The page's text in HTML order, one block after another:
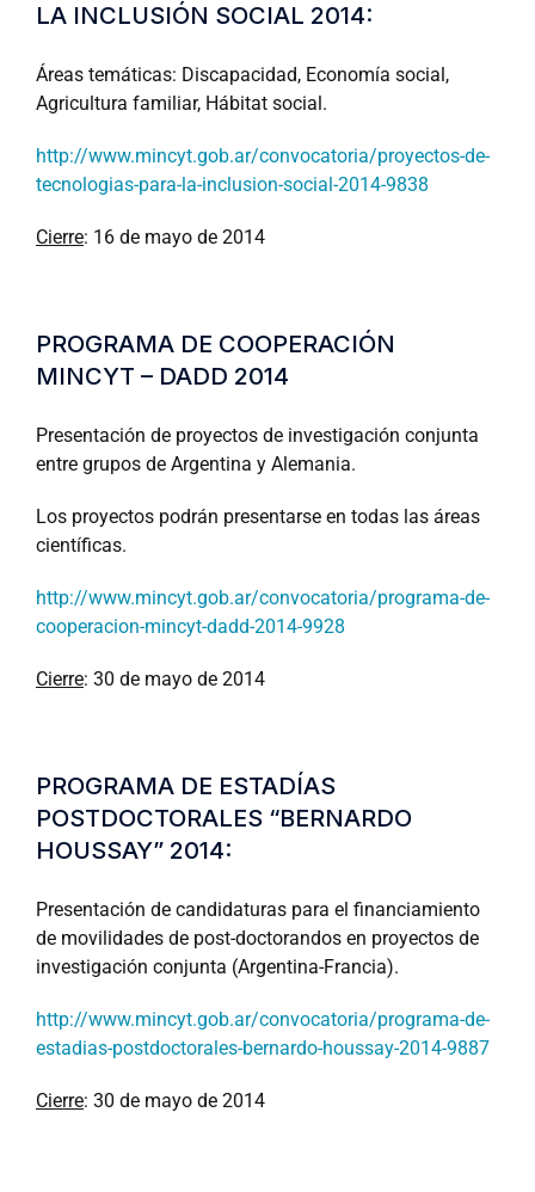
LA INCLUSIÓN SOCIAL 2014:
Áreas temáticas: Discapacidad, Economía social,
Agricultura familiar, Hábitat social.
http://www.mincyt.gob.ar/convocatoria/proyectos-de-
tecnologias-para-la-inclusion-social-2014-9838
Cierre: 16 de mayo de 2014
PROGRAMA DE COOPERACIÓN
MINCYT – DADD 2014
Presentación de proyectos de investigación conjunta
entre grupos de Argentina y Alemania.
Los proyectos podrán presentarse en todas las áreas
científicas.
http://www.mincyt.gob.ar/convocatoria/programa-de-
cooperacion-mincyt-dadd-2014-9928
Cierre: 30 de mayo de 2014
PROGRAMA DE ESTADÍAS
POSTDOCTORALES “BERNARDO
HOUSSAY” 2014:
Presentación de candidaturas para el financiamiento
de movilidades de post-doctorandos en proyectos de
investigación conjunta (Argentina-Francia).
http://www.mincyt.gob.ar/convocatoria/programa-de-
estadias-postdoctorales-bernardo-houssay-2014-9887
Cierre: 30 de mayo de 2014